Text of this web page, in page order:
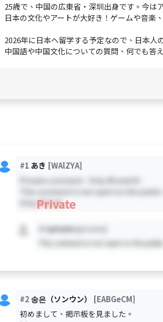
25歳で、中国の広東省・深圳出身です。今
日本の文化やアートが大好き！ゲームや音
2026年に日本へ留学する予定なので、日本人
中国語や中国文化についての質問、何でも答
#1 あき [WAlZYA]
Private comment - Only #0 and #1 -
This comment is not open to the
Only #0 & #1
Private
private [private]
This comment is not open to the public.
#2 송은（ソンウン）
[EABGeCM]
初めまして、掲示板を見ました。